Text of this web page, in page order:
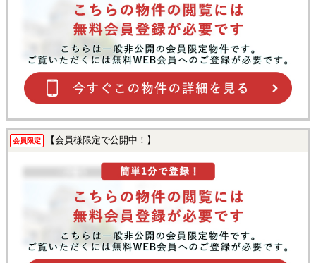
会員限定 【会員様限定で公開中！】